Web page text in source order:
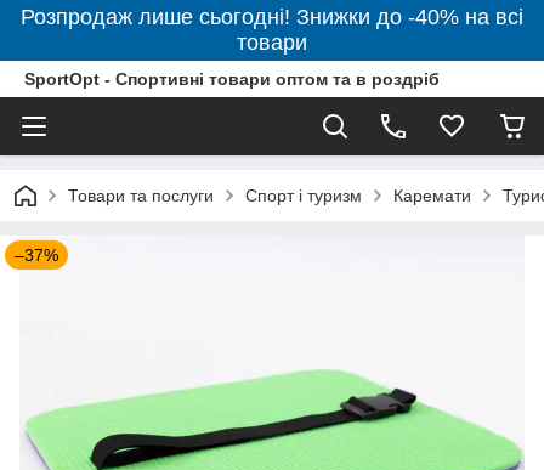
Розпродаж лише сьогодні! Знижки до -40% на всі
товари
SportOpt - Спортивні товари оптом та в роздріб
Товари та послуги Спорт і туризм Каремати
–37%